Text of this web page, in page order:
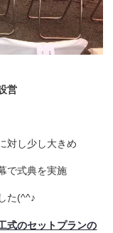
営
対し少し大きめ
で式典を実施
た(^^♪
式のセットプランの